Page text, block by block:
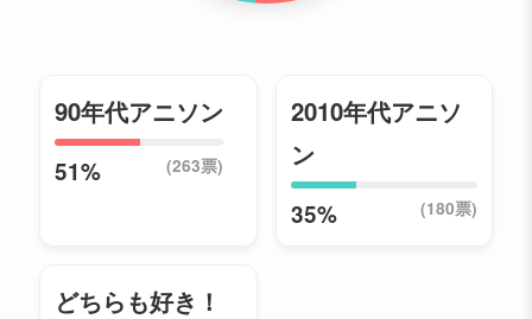
90年代アニソン
51% (263票)
2010年代アニソ
ン
35% (180票)
どちらも好き！